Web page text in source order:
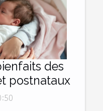
des
postnataux